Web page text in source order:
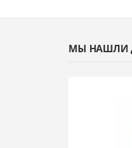
МЫ НАШЛИ